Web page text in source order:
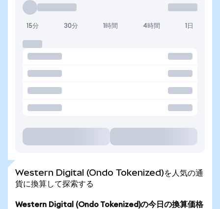
15分 30分 1時間 4時間 1日
Western Digital (Ondo Tokenized)を人気の通
貨に換算して探索する
Western Digital (Ondo Tokenized)の今日の換算価格